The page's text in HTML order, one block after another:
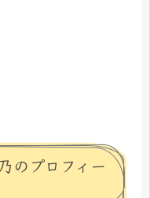
のプロフィー